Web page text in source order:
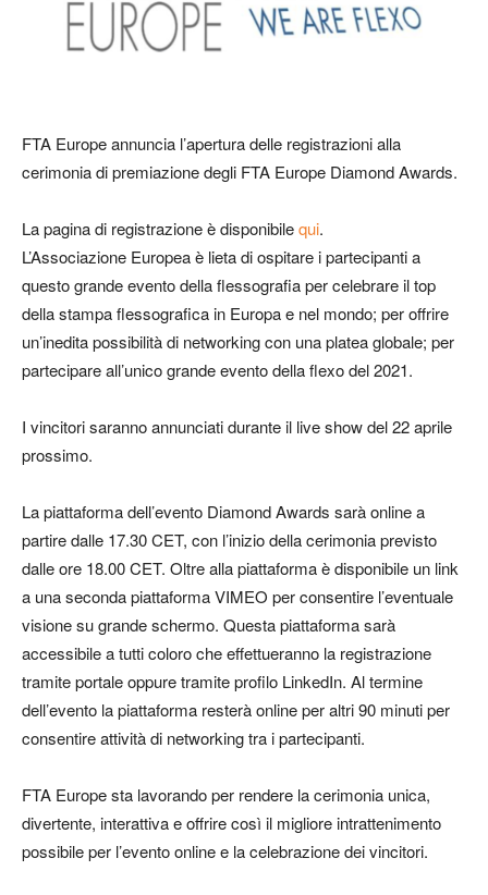
FTA Europe annuncia l’apertura delle registrazioni alla
cerimonia di premiazione degli FTA Europe Diamond Awards.
La pagina di registrazione è disponibilequi.
L’Associazione Europea è lieta di ospitare i partecipanti a
questo grande evento della flessografia per celebrare il top
della stampa flessografica in Europa e nel mondo; per offrire
un’inedita possibilità di networking con una platea globale; per
partecipare all’unico grande evento della flexo del 2021.
I vincitori saranno annunciati durante il live show del 22 aprile
prossimo.
La piattaforma dell’evento Diamond Awards sarà online a
partire dalle 17.30 CET, con l’inizio della cerimonia previsto
dalle ore 18.00 CET. Oltre alla piattaforma è disponibile un link
a una seconda piattaforma VIMEO per consentire l’eventuale
visione su grande schermo. Questa piattaforma sarà
accessibile a tutti coloro che effettueranno la registrazione
tramite portale oppure tramite profilo LinkedIn. Al termine
dell’evento la piattaforma resterà online per altri 90 minuti per
consentire attività di networking tra i partecipanti.
FTA Europe sta lavorando per rendere la cerimonia unica,
divertente, interattiva e offrire così il migliore intrattenimento
possibile per l’evento online e la celebrazione dei vincitori.